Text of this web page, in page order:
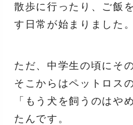
散歩に行ったり、ご飯
す日常が始まりました。
ただ、中学生の頃にそ
そこからはペットロス
「もう犬を飼うのはや
たんです。